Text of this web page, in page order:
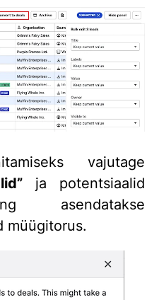
vajutage
ja potentsiaalid
asendatakse
müügitorus.